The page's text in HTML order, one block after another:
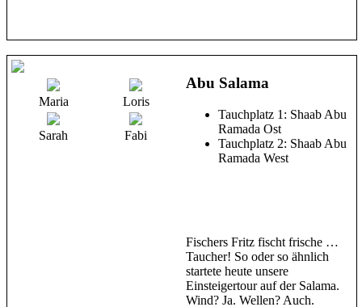
Maria Loris
Sarah Fabi
Abu Salama
Tauchplatz 1: Shaab Abu
Ramada Ost
Tauchplatz 2: Shaab Abu
Ramada West
Fischers Fritz fischt frische …
Taucher! So oder so ähnlich
startete heute unsere
Einsteigertour auf der Salama.
Wind? Ja. Wellen? Auch.